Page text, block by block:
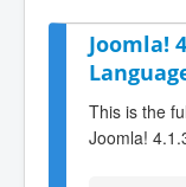
Joomla!
This is the
Joomla!